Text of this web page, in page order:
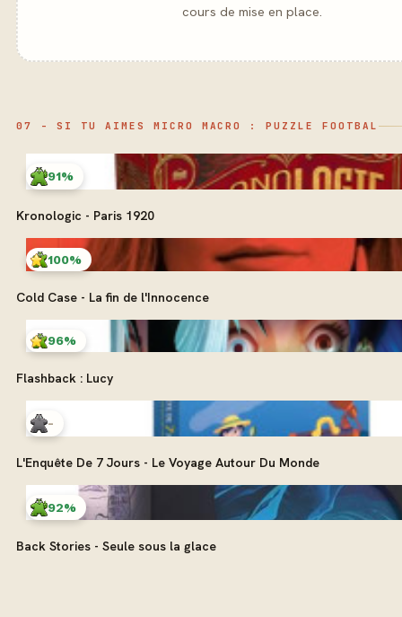
cours de mise en place.
07 - SI TU AIMES MICRO MACRO : PUZZLE FOOTBAL
91%
Kronologic - Paris 1920
100%
Cold Case - La fin de l'Innocence
96%
Flashback : Lucy
-
L'Enquête De 7 Jours - Le Voyage Autour Du Monde
92%
Back Stories - Seule sous la glace